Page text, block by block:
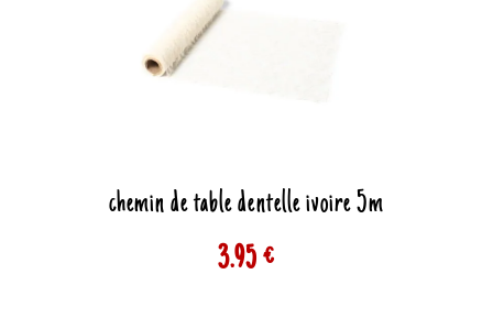
chemin de table dentelle ivoire 5m
3.95 €